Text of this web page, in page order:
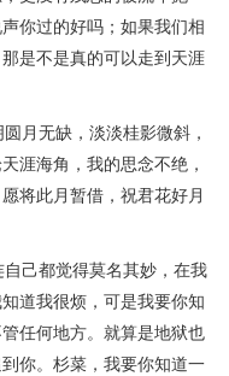
你过的好吗；如果我们相
是不是真的可以走到天涯
月无缺，淡淡桂影微斜，
涯海角，我的思念不绝，
将此月暂借，祝君花好月
己都觉得莫名其妙，在我
道我很烦，可是我要你知
任何地方。就算是地狱也
你。杉菜，我要你知道一